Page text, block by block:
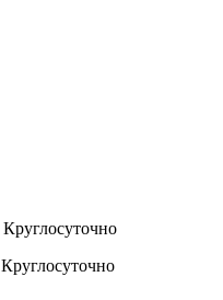
Круглосуточно
Круглосуточно